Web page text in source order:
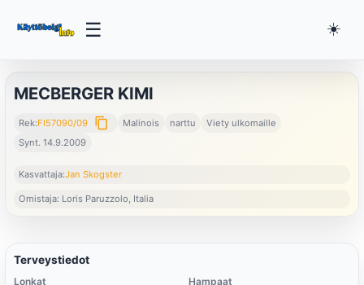
☰ ☀️
MECBERGER KIMI
Rek:FI57090/09 content_copy Malinois narttu
Viety ulkomaille
Synt. 14.9.2009
Kasvattaja:Jan Skogster
Omistaja: Loris Paruzzolo, Italia
Terveystiedot
Lonkat
Hampaat